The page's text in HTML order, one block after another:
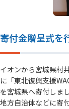
寄付金贈呈式を
イオンから宮城県村
に「東北復興支援
を宮城県へ寄付しまし
地方自治体などに寄